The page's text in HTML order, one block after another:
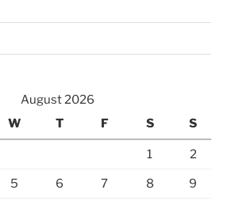
August 2026
W T F S S
1 2
5 6 7 8 9